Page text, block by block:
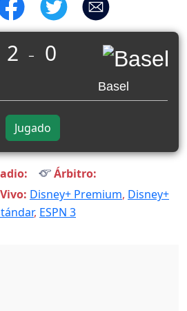
2 _ 0
Basel
Jugado
Árbitro:
Disney+ Premium, Disney+
, ESPN 3